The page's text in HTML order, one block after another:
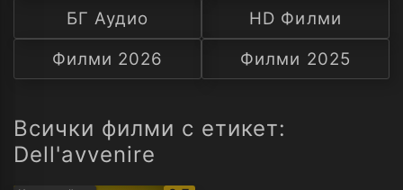
С
А
БГ Аудио
HD Филми
Филми 2026
Филми 2025
Всички филми с етикет:
Dell'avvenire